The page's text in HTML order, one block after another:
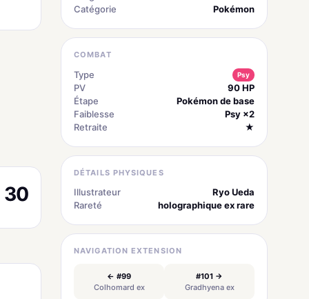
30
Catégorie
Pokémon
COMBAT
Type Psy
PV
90 HP
Étape
Pokémon de base
Faiblesse
Psy ×2
Retraite
★
DÉTAILS PHYSIQUES
Illustrateur
Ryo Ueda
Rareté
holographique ex rare
NAVIGATION EXTENSION
← #99
Colhomard ex
#101 →
Gradhyena ex